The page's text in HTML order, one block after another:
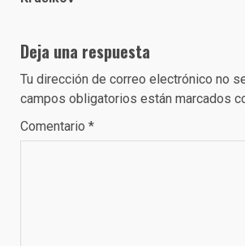
Deja una respuesta
Tu dirección de correo electrónico no
campos obligatorios están marcados
Comentario *